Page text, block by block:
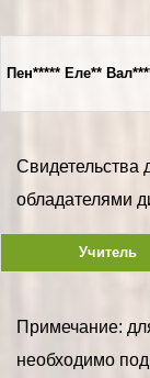
Пен***** Еле**
Свидетельства
обладателями
Учитель
Примечание:
необходимо